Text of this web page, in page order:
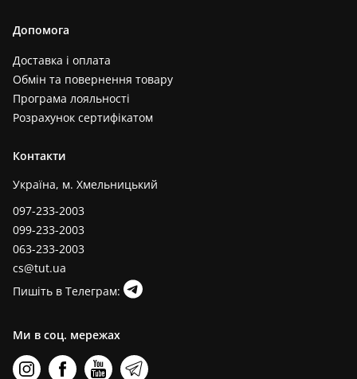
Допомога
Доставка і оплата
Обмін та повернення товару
Програма лояльності
Розрахунок сертифікатом
Контакти
Україна, м. Хмельницький
097-233-2003
099-233-2003
063-233-2003
cs@tut.ua
Пишіть в Телеграм:
Ми в соц. мережах